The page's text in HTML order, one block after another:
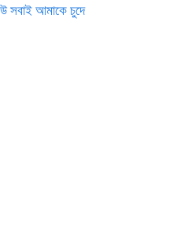
সবাই আমাকে চুদে